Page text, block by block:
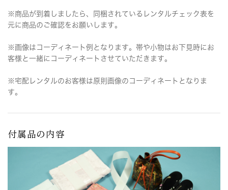
※商品が到着しましたら、同梱されているレンタルチェック表を
元に商品のご確認をお願いします。
※画像はコーディネート例となります。帯や小物はお下見時にお
客様と一緒にコーディネートさせていただきます。
※宅配レンタルのお客様は原則画像のコーディネートとなりま
す。
付属品の内容